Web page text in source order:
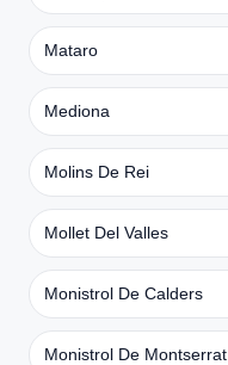
Mataro
Mediona
Molins De Rei
Mollet Del Valles
Monistrol De Calders
Monistrol De Montserrat